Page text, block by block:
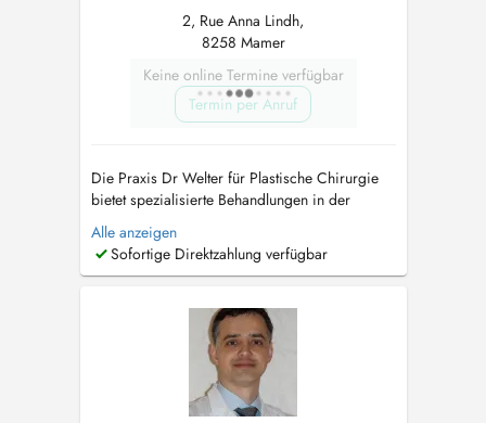
2, Rue Anna Lindh,
8258 Mamer
Keine online Termine verfügbar
Termin per Anruf
Die Praxis Dr Welter für Plastische Chirurgie
bietet spezialisierte Behandlungen in der
dermatologischen Chirurgie sowie Eingriffe an
Weichteilen, einschließlich Rekonstruktionen.
Zusätzlich werden kosmetische Behandlungen
und andere Verfahren angeboten. ...
Alle anzeigen
Sofortige Direktzahlung verfügbar